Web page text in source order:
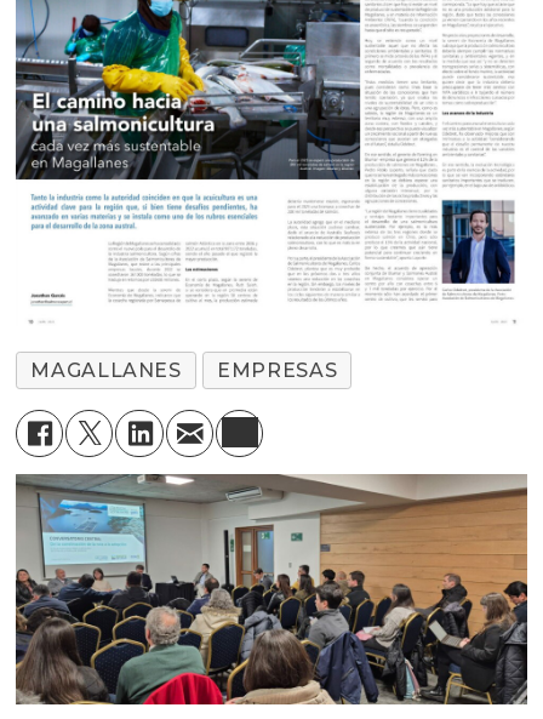
MAGALLANES EMPRESAS